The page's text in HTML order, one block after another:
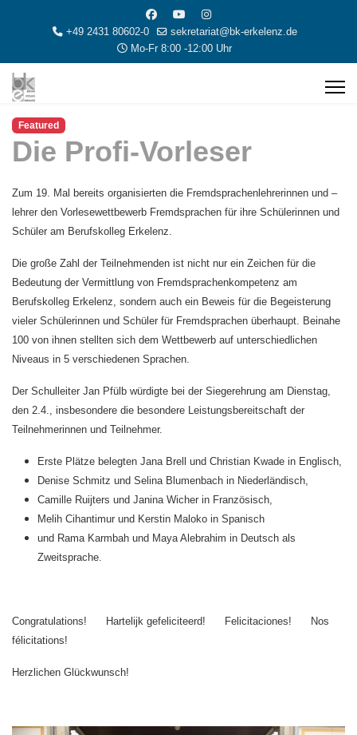
+49 2431 80602-0
sekretariat@bk-erkelenz.de
Mo-Fr 8:00 -12:00 Uhr
Featured
Die Profi-Vorleser
Zum 19. Mal bereits organisierten die Fremdsprachenlehrerinnen und –
lehrer den Vorlesewettbewerb Fremdsprachen für ihre Schülerinnen und
Schüler am Berufskolleg Erkelenz.
Die große Zahl der Teilnehmenden ist nicht nur ein Zeichen für die
Bedeutung der Vermittlung von Fremdsprachenkompetenz am
Berufskolleg Erkelenz, sondern auch ein Beweis für die Begeisterung
vieler Schülerinnen und Schüler für Fremdsprachen überhaupt. Beinahe
100 von ihnen stellten sich dem Wettbewerb auf unterschiedlichen
Niveaus in 5 verschiedenen Sprachen.
Der Schulleiter Jan Pfülb würdigte bei der Siegerehrung am Dienstag,
den 2.4., insbesondere die besondere Leistungsbereitschaft der
Teilnehmerinnen und Teilnehmer.
Erste Plätze belegten Jana Brell und Christian Kwade in Englisch,
Denise Schmitz und Selina Blumenbach in Niederländisch,
Camille Ruijters und Janina Wicher in Französisch,
Melih Cihantimur und Kerstin Maloko in Spanisch
und Rama Karmbah und Maya Alebrahim in Deutsch als
Zweitsprache.
Congratulations! Hartelijk gefeliciteerd! Felicitaciones!
Nos
félicitations!
Herzlichen Glückwunsch!